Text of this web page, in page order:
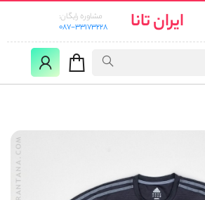
ایران تانا
مشاوره رایگان:
087-33173228